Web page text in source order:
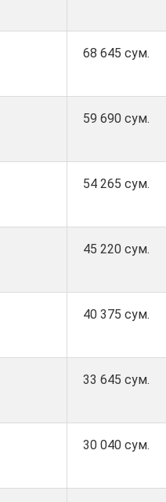
68 645 сум.
59 690 сум.
54 265 сум.
45 220 сум.
40 375 сум.
33 645 сум.
30 040 сум.